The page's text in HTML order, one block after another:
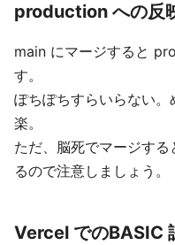
production への反
main にマージすると
す。
ぽちぽちすらいらない。
楽。
ただ、脳死でマージす
るので注意しましょう。
Vercel でのBASIC